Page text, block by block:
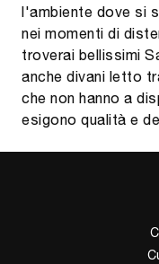
l'ambiente dove si
nei momenti di
troverai bellissimi
anche divani letto
che non hanno a
esigono qualità e